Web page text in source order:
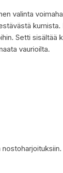
valinta
kumista.
Setti sisältää
vaurioilta.